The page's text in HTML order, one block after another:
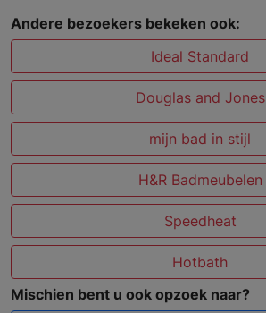
Andere bezoekers bekeken ook:
Ideal Standard
Douglas and Jones
mijn bad in stijl
H&R Badmeubelen
Speedheat
Hotbath
Mischien bent u ook opzoek naar?